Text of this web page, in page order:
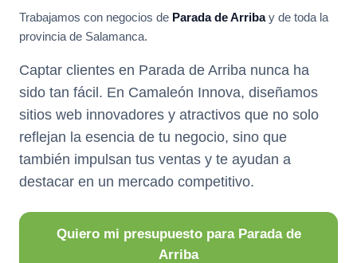
Trabajamos con negocios de Parada de Arribay de toda la
provincia de Salamanca.
Captar clientes en Parada de Arriba nunca ha
sido tan fácil. En Camaleón Innova, diseñamos
sitios web innovadores y atractivos que no solo
reflejan la esencia de tu negocio, sino que
también impulsan tus ventas y te ayudan a
destacar en un mercado competitivo.
Quiero mi presupuesto para Parada de
Arriba